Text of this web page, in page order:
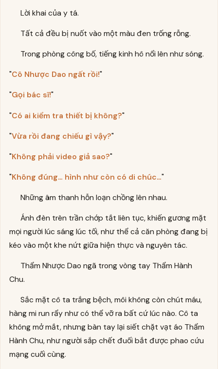
Lời khai của y tá.
Tất cả đều bị nuốt vào một màu đen trống rỗng.
Trong phòng công bố, tiếng kinh hô nổi lên như sóng.
"Cô Nhược Dao ngất rồi!"
"Gọi bác sĩ!"
"Có ai kiểm tra thiết bị không?"
"Vừa rồi đang chiếu gì vậy?"
"Không phải video giả sao?"
"Không đúng… hình như còn có di chúc…"
Những âm thanh hỗn loạn chồng lên nhau.
Ánh đèn trên trần chớp tắt liên tục, khiến gương mặt
mọi người lúc sáng lúc tối, như thể cả căn phòng đang bị
kéo vào một khe nứt giữa hiện thực và nguyên tác.
Thẩm Nhược Dao ngã trong vòng tay Thẩm Hành
Chu.
Sắc mặt cô ta trắng bệch, môi không còn chút máu,
hàng mi run rẩy như có thể vỡ ra bất cứ lúc nào. Cô ta
không mở mắt, nhưng bàn tay lại siết chặt vạt áo Thẩm
Hành Chu, như người sắp chết đuối bắt được phao cứu
mạng cuối cùng.